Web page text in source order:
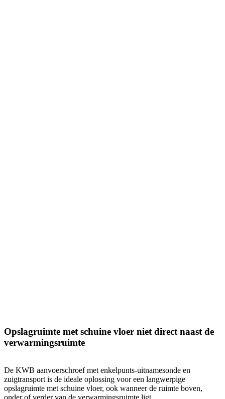
Opslagruimte met schuine vloer niet direct naast de
verwarmingsruimte
De KWB aanvoerschroef met enkelpunts-uitnamesonde en
zuigtransport is de ideale oplossing voor een langwerpige
opslagruimte met schuine vloer, ook wanneer de ruimte boven,
onder of verder van de verwarmingsruimte ligt.